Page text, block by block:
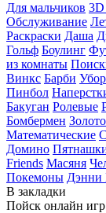
Для мальчиков
Обслуживание
Раскраски Даша
Гольф Боулинг
из комнаты
Винкс Барби
Пинбол
Бакуган Ролевые
Бомбермен
Математические
Домино
Friends Масяня
Покемоны Дэнни
В закладки
Пойск онлайн игр